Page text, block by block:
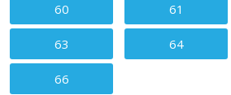
60 61
63 64
66